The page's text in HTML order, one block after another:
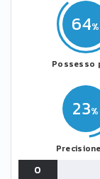
64
Possesso
23
0